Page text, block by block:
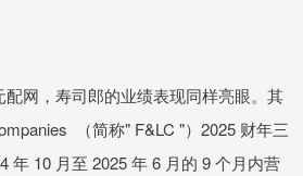
网，寿司郎的业绩表现同样亮眼。其
（简称" F&LC "）2025 财年三
年 10 月至 2025 年 6 月的 9 个月内营